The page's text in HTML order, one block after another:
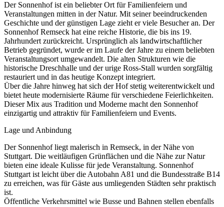
Der Sonnenhof ist ein beliebter Ort für Familienfeiern und
Veranstaltungen mitten in der Natur. Mit seiner beeindruckenden
Geschichte und der günstigen Lage zieht er viele Besucher an. Der
Sonnenhof Remseck hat eine reiche Historie, die bis ins 19.
Jahrhundert zurückreicht. Ursprünglich als landwirtschaftlicher
Betrieb gegründet, wurde er im Laufe der Jahre zu einem beliebten
Veranstaltungsort umgewandelt. Die alten Strukturen wie die
historische Dreschhalle und der urige Ross-Stall wurden sorgfältig
restauriert und in das heutige Konzept integriert.
Über die Jahre hinweg hat sich der Hof stetig weiterentwickelt und
bietet heute modernisierte Räume für verschiedene Feierlichkeiten.
Dieser Mix aus Tradition und Moderne macht den Sonnenhof
einzigartig und attraktiv für Familienfeiern und Events.
Lage und Anbindung
Der Sonnenhof liegt malerisch in Remseck, in der Nähe von
Stuttgart. Die weitläufigen Grünflächen und die Nähe zur Natur
bieten eine ideale Kulisse für jede Veranstaltung. Sonnenhof
Stuttgart ist leicht über die Autobahn A81 und die Bundesstraße B14
zu erreichen, was für Gäste aus umliegenden Städten sehr praktisch
ist.
Öffentliche Verkehrsmittel wie Busse und Bahnen stellen ebenfalls